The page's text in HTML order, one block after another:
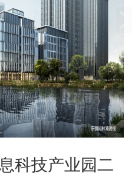
科技产业园二